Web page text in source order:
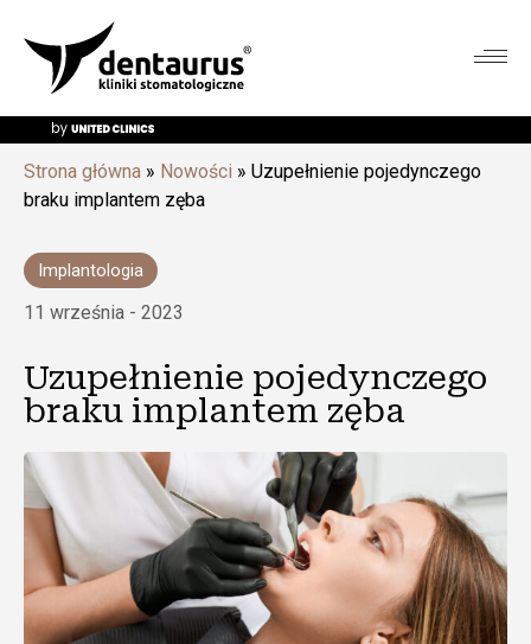
Strona główna » Nowości » Uzupełnienie pojedynczego
braku implantem zęba
Implantologia
11 września - 2023
Uzupełnienie pojedynczego
braku implantem zęba